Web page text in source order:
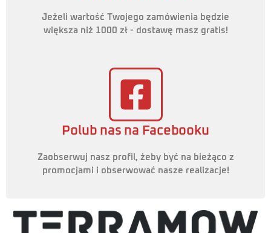
Jeżeli wartość Twojego zamówienia będzie
większa niż 1000 zł - dostawę masz gratis!
Polub nas na Facebooku
Zaobserwuj nasz profil, żeby być na bieżąco z
promocjami i obserwować nasze realizacje!